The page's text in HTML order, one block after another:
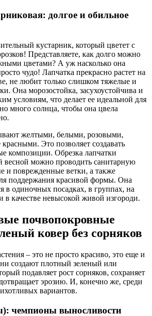
долгое и обильное
кустарник, который цветет с
Представляете, как долго можно
цветами? А уж насколько она
чудо! Лапчатка прекрасно растет на
не любит только слишком тяжелые и
Она морозостойка, засухоустойчива и
условиям, что делает ее идеальной для
много солнца, чтобы она цвела
желтыми, белыми, розовыми,
Это позволяет создавать
композиции. Обрезка лапчатки
весной можно проводить санитарную
и поврежденные ветки, а также
поддержания красивой формы. Она
в одиночных посадках, в группах, на
в качестве невысокой живой изгороди.
почвопокровные
ковер без сорняков
– это не просто красиво, это еще и
создают плотный зеленый или
подавляет рост сорняков, сохраняет
эрозию. И, конечно же, среди
вариантов.
чемпионы выносливости